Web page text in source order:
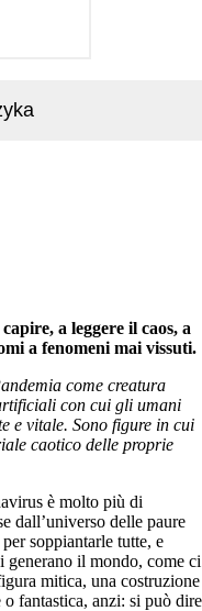
a leggere il caos, a
a fenomeni mai vissuti.
come creatura
con cui gli umani
e vitale. Sono figure in cui
caotico delle proprie
è molto più di
dall’universo delle paure
soppiantarle tutte, e
il mondo, come ci
mitica, una costruzione
fantastica, anzi: si può dire